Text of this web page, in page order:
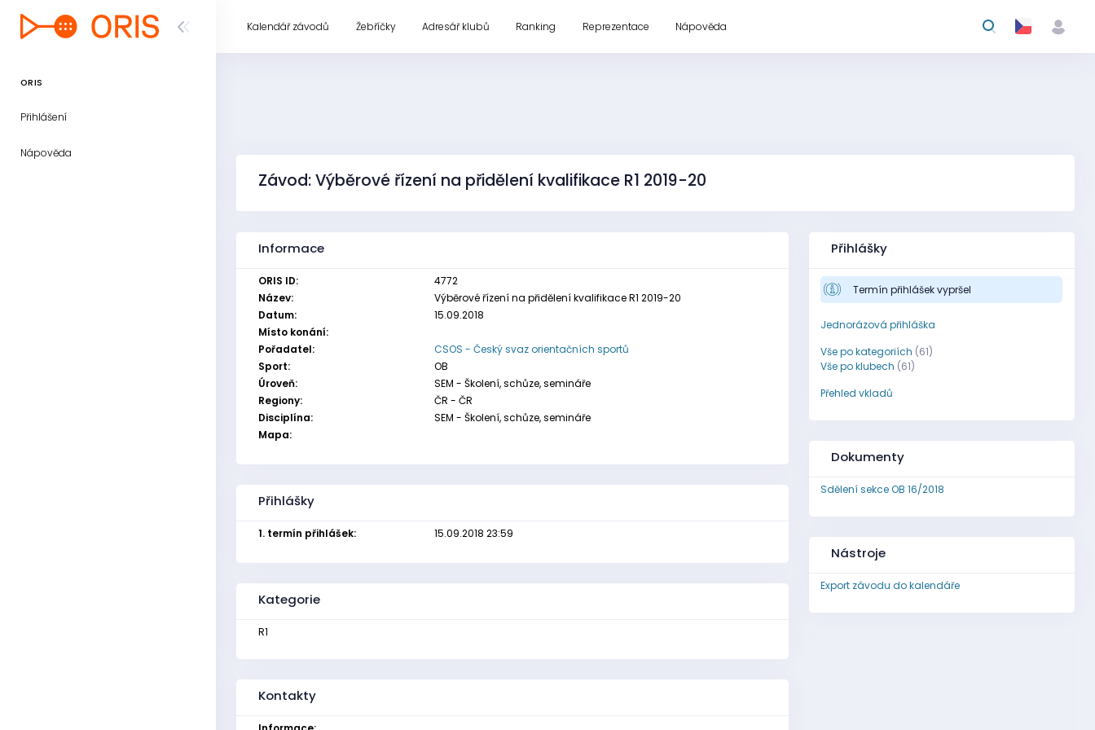
ORIS
Přihlášení
Nápověda
Kalendář závodů Žebříčky Adresář klubů Ranking Reprezentace Nápověda
Závod: Výběrové řízení na přidělení kvalifikace R1 2019-20
Informace
ORIS ID:
4772
Název:
Výběrové řízení na přidělení kvalifikace R1 2019-20
Datum:
15.09.2018
Místo konání:
Pořadatel:
CSOS - Český svaz orientačních sportů
Sport:
OB
Úroveň:
SEM - Školení, schůze, semináře
Regiony:
ČR - ČR
Disciplína:
SEM - Školení, schůze, semináře
Mapa:
Přihlášky
1. termín přihlášek: 15.09.2018 23:59
Kategorie
R1
Kontakty
Přihlášky
Termín přihlášek vypršel
Jednorázová přihláška
Vše po kategoriích (61)
Vše po klubech (61)
Přehled vkladů
Dokumenty
Sdělení sekce OB 16/2018
Nástroje
Export závodu do kalendáře